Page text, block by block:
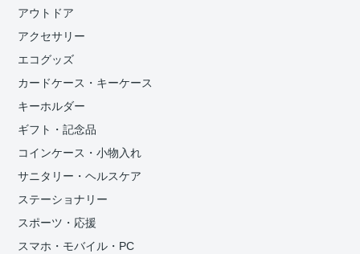
アウトドア
アクセサリー
エコグッズ
カードケース・キーケース
キーホルダー
ギフト・記念品
コインケース・小物入れ
サニタリー・ヘルスケア
ステーショナリー
スポーツ・応援
スマホ・モバイル・PC